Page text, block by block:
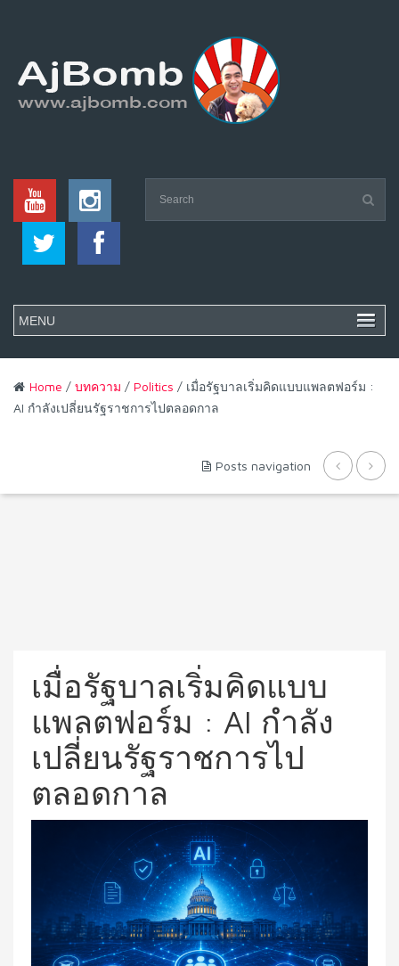
Home / บทความ / Politics / เมื่อรัฐบาลเริ่มคิดแบบแพลตฟอร์ม :
AI กำลังเปลี่ยนรัฐราชการไปตลอดกาล
Posts navigation
เมื่อรัฐบาลเริ่มคิดแบบ
แพลตฟอร์ม : AI กำลัง
เปลี่ยนรัฐราชการไป
ตลอดกาล